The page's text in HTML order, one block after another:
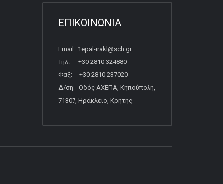
ΕΠΙΚΟΙΝΩΝΙΑ
Email: 1epal-irakl@sch.gr
Τηλ: +30 2810 324880
Φαξ: +30 2810 237020
Δ/ση: Οδός ΑΧΕΠΑ, Κηπούπολη,
71307, Ηράκλειο, Κρήτης